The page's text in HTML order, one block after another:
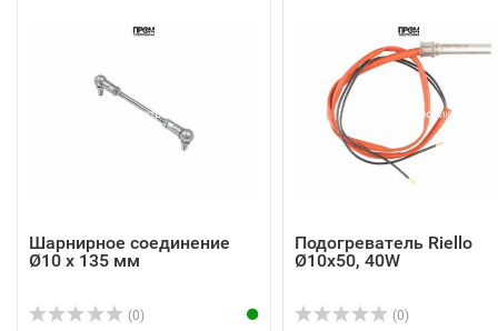
Шарнирное соединение
Ø10 x 135 мм
(0)
Подогреватель Riello
Ø10x50, 40W
(0)